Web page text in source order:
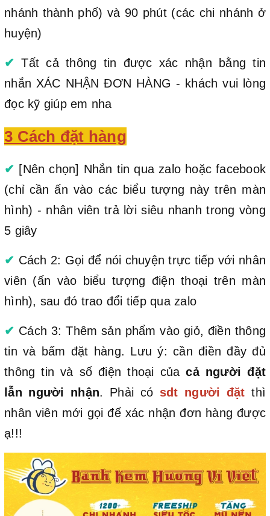
nhánh thành phố) và 90 phút (các chi nhánh ở
huyện)
✔ Tất cả thông tin được xác nhận bằng tin
nhắn XÁC NHẬN ĐƠN HÀNG - khách vui lòng
đọc kỹ giúp em nha
3 Cách đặt hàng
✔ [Nên chọn] Nhắn tin qua zalo hoặc facebook
(chỉ cần ấn vào các biểu tượng này trên màn
hình) - nhân viên trả lời siêu nhanh trong vòng
5 giây
✔ Cách 2: Gọi để nói chuyện trực tiếp với nhân
viên (ấn vào biểu tượng điện thoại trên màn
hình), sau đó trao đổi tiếp qua zalo
✔ Cách 3: Thêm sản phẩm vào giỏ, điền thông
tin và bấm đặt hàng. Lưu ý: cần điền đầy đủ
thông tin và số điện thoại củacả người đặt
lẫn người nhận. Phải có sdt người đặt thì
nhân viên mới gọi để xác nhận đơn hàng được
ạ!!!